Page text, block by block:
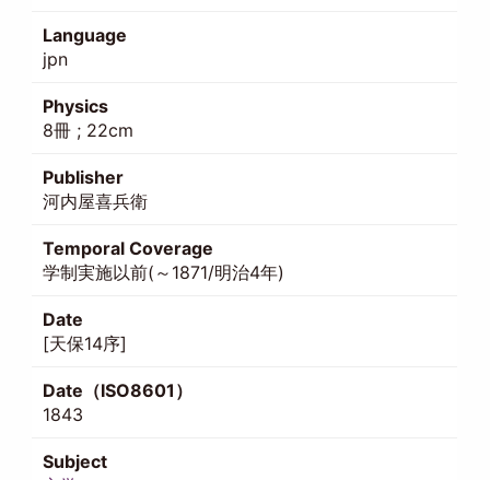
Language
jpn
Physics
8冊 ; 22cm
Publisher
河内屋喜兵衛
Temporal Coverage
学制実施以前(～1871/明治4年)
Date
[天保14序]
Date（ISO8601）
1843
Subject